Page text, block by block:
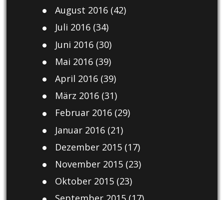
August 2016(42)
Juli 2016(34)
Juni 2016(30)
Mai 2016(39)
April 2016(39)
März 2016(31)
Februar 2016(29)
Januar 2016(21)
Dezember 2015(17)
November 2015(23)
Oktober 2015(23)